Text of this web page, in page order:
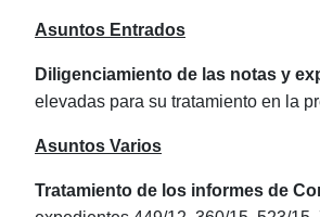
Asuntos Entrados
Diligenciamiento de las notas y
elevadas para su tratamiento en la
Asuntos Varios
Tratamiento de los informes de